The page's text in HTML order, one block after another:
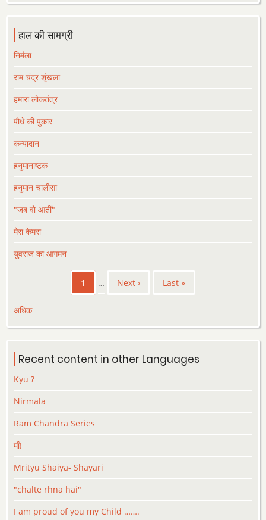
हाल की सामग्री
निर्मला
राम चंद्र शृंखला
हमारा लोकतंत्र
पौधे की पुकार
कन्यादान
हनुमानाष्टक
हनुमान चालीसा
"जब वो आतीं"
मेरा केमरा
युवराज का आगमन
PaginationCurrent
page
1 …
Next
Next ›
Last
Last »
अधिक
Recent content in other Languages
Kyu ?
Nirmala
Ram Chandra Series
माँ!
Mrityu Shaiya- Shayari
"chalte rhna hai"
I am proud of you my Child …….